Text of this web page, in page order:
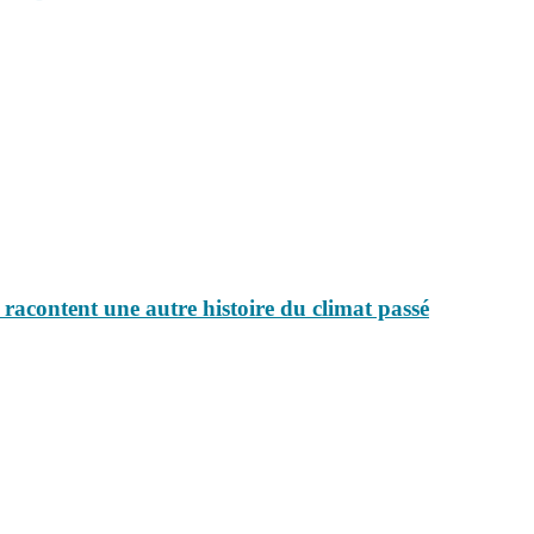
une autre histoire du climat passé